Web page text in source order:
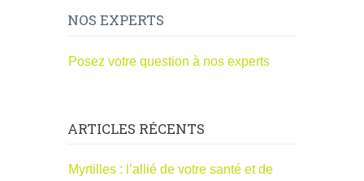
NOS EXPERTS
Posez votre question à nos experts
ARTICLES RÉCENTS
Myrtilles : l’allié de votre santé et de